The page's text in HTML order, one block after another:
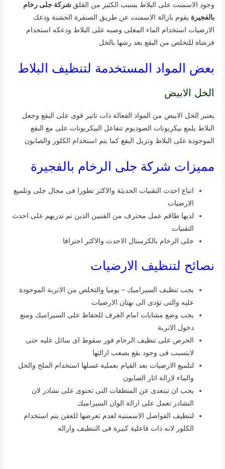
وجود الاسمنت على البلاط يسبب الكثير من القلق شركة جلى رخام
بالفجيرة يقوم بازالة الاسمنت عن طريق الصنفرة الخشنة ودعك
الارضيات استخدام الماء المغلى وصبه على البلاط ودعكه استخدام
فرشاة للتخلص من البقع بعد رشها بالخل
بعض المواد المستخدمة لتنظيف البلاط
الخل الابيض
يعتبر الخل الابيض من المواد الفعالة ذات تاثير قوى على البقع وجعل
البلاط يلمع بيكربونات الصوديوم تتفاعل البيكربونات على مع البقع
الموجودة على البلاط وتزيل البقع كما يتم استخدام الكلور والصابون
مميزات شركة جلى الرخام بالفجيرة
اتباع احدث التقنيات الحديثة والاكثر تطورا فى مجال جلى وتلميع
الارضيات
لديها طاقم عمل محترف من الفنيين الذين تم تدربهم على احدث
التقنيات
جلى الرخام بالكرستال الاحدث والاكثر احترافا
نصائح لتنظيف الارضيات
يجب تنظيف السيراميك – يوميا والتخلص من الاتربة الموجودة
عليه والتى تؤدى الى بهتان الارضيات
يجب وضع مشايات امام الغرف للحفاظ على السيراميك ومنع
دخول الاتربة
الحرص على تنظيف الرخام فور سقوط اى سائل عليه حتى
لايتسبب فى وجود بقع يصعب ازالتها
لتلميع الارضيات بعد القيام بعملية غسلها استخدام الملح والخل
والماء لازالة اثار الصابون
يجب ان تبتعدى عن المنظفات التى تحتوى على نشادر لان
النشادر تعمل على ازالة الوان السيراميك
لتنظيف الفواصل الاسمنتية لعدم تعرضها للعفن يتم استخدام
الكلور لانه ذات فاعلية كبيرة فى التنظيف وازالة